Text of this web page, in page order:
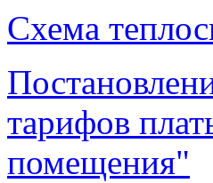
Схема
тарифов
помещения"